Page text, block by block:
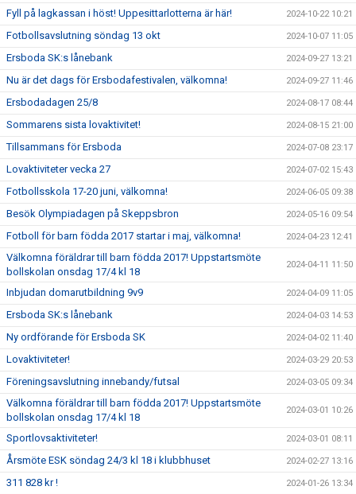
Fyll på lagkassan i höst! Uppesittarlotterna är här! 2024-10-22 10:21
Fotbollsavslutning söndag 13 okt 2024-10-07 11:05
Ersboda SK:s lånebank 2024-09-27 13:21
Nu är det dags för Ersbodafestivalen, välkomna! 2024-09-27 11:46
Ersbodadagen 25/8 2024-08-17 08:44
Sommarens sista lovaktivitet! 2024-08-15 21:00
Tillsammans för Ersboda 2024-07-08 23:17
Lovaktiviteter vecka 27 2024-07-02 15:43
Fotbollsskola 17-20 juni, välkomna! 2024-06-05 09:38
Besök Olympiadagen på Skeppsbron 2024-05-16 09:54
Fotboll för barn födda 2017 startar i maj, välkomna! 2024-04-23 12:41
Välkomna föräldrar till barn födda 2017! Uppstartsmöte
bollskolan onsdag 17/4 kl 18
2024-04-11 11:50
Inbjudan domarutbildning 9v9 2024-04-09 11:05
Ersboda SK:s lånebank 2024-04-03 14:53
Ny ordförande för Ersboda SK 2024-04-02 11:40
Lovaktiviteter! 2024-03-29 20:53
Föreningsavslutning innebandy/futsal 2024-03-05 09:34
Välkomna föräldrar till barn födda 2017! Uppstartsmöte
bollskolan onsdag 17/4 kl 18
2024-03-01 10:26
Sportlovsaktiviteter! 2024-03-01 08:11
Årsmöte ESK söndag 24/3 kl 18 i klubbhuset 2024-02-27 13:16
311 828 kr ! 2024-01-26 13:34